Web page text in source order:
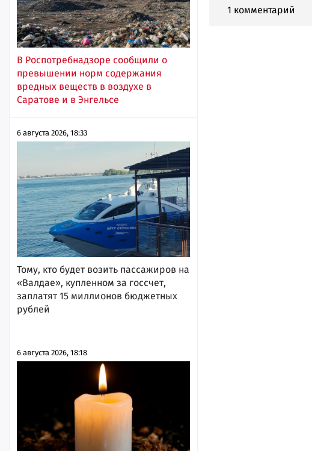
В Роспотребнадзоре сообщили о
превышении норм содержания
вредных веществ в воздухе в
Саратове и в Энгельсе
6 августа 2026, 18:33
Тому, кто будет возить пассажиров на
«Валдае», купленном за госсчет,
заплатят 15 миллионов бюджетных
рублей
6 августа 2026, 18:18
1 комментарий